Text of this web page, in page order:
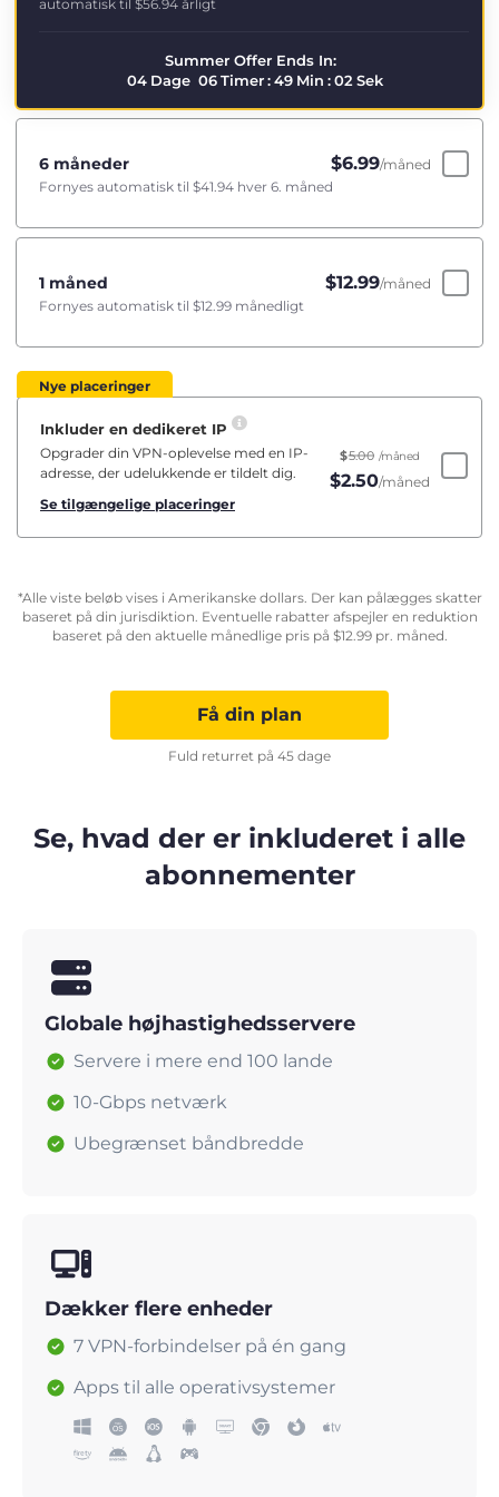
automatisk til $56.94 årligt
Summer Offer Ends In:
04 Dage 06Timer:49 Min :02 Sek
6 måneder $6.99/måned
Fornyes automatisk til $41.94 hver 6. måned
1 måned $12.99/måned
Fornyes automatisk til $12.99 månedligt
Nye placeringer
Inkluder en dedikeret IP
Opgrader din VPN-oplevelse med en IP-
adresse, der udelukkende er tildelt dig.
Se tilgængelige placeringer
$5.00 /måned
$2.50/måned
*Alle viste beløb vises i Amerikanske dollars. Der kan pålægges skatter
baseret på din jurisdiktion. Eventuelle rabatter afspejler en reduktion
baseret på den aktuelle månedlige pris på $12.99pr. måned.
Få din plan
Fuld returret på 45 dage
Se, hvad der er inkluderet i alle
abonnementer
Globale højhastighedsservere
Servere i mere end 100 lande
10-Gbps netværk
Ubegrænset båndbredde
Dækker flere enheder
7 VPN-forbindelser på én gang
Apps til alle operativsystemer